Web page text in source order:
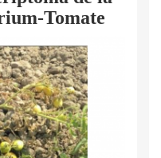
Tomate